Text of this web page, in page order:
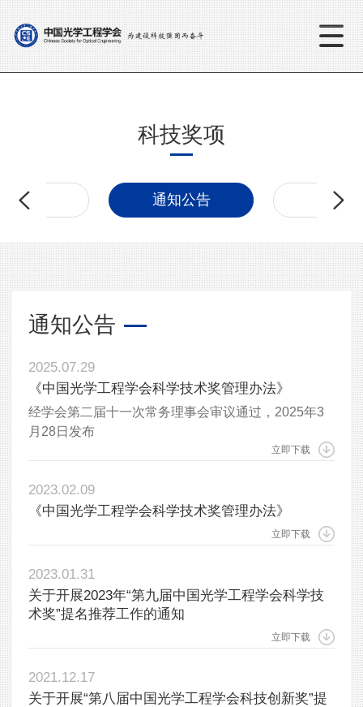
科技奖项
动态 通知公告 人才
通知公告
2025.07.29
《中国光学工程学会科学技术奖管理办法》
经学会第二届十一次常务理事会审议通过，2025年3
月28日发布
立即下载
2023.02.09
《中国光学工程学会科学技术奖管理办法》
立即下载
2023.01.31
关于开展2023年“第九届中国光学工程学会科学技
术奖”提名推荐工作的通知
立即下载
2021.12.17
关于开展“第八届中国光学工程学会科技创新奖”提